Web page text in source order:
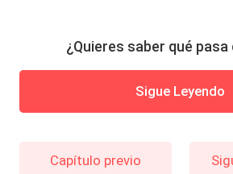
¿Quieres saber qué pasa
Sigue Leyendo
Capítulo previo